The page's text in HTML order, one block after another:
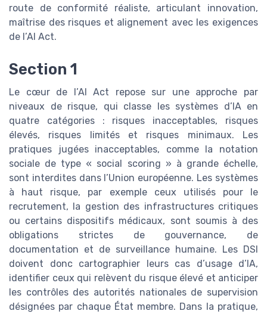
route de conformité réaliste, articulant innovation,
maîtrise des risques et alignement avec les exigences
de l’AI Act.
Section 1
Le cœur de l’AI Act repose sur une approche par
niveaux de risque, qui classe les systèmes d’IA en
quatre catégories : risques inacceptables, risques
élevés, risques limités et risques minimaux. Les
pratiques jugées inacceptables, comme la notation
sociale de type « social scoring » à grande échelle,
sont interdites dans l’Union européenne. Les systèmes
à haut risque, par exemple ceux utilisés pour le
recrutement, la gestion des infrastructures critiques
ou certains dispositifs médicaux, sont soumis à des
obligations strictes de gouvernance, de
documentation et de surveillance humaine. Les DSI
doivent donc cartographier leurs cas d’usage d’IA,
identifier ceux qui relèvent du risque élevé et anticiper
les contrôles des autorités nationales de supervision
désignées par chaque État membre. Dans la pratique,